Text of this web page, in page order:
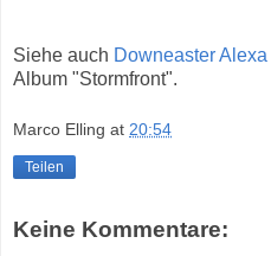
Siehe auch Downeaster Alexa
Album "Stormfront".
Marco Elling at 20:54
Teilen
Keine Kommentare: